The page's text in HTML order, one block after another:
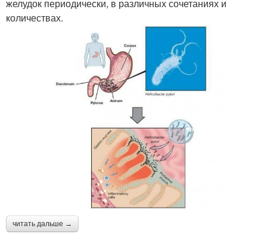
желудок периодически, в различных сочетаниях и
количествах.
читать дальше →